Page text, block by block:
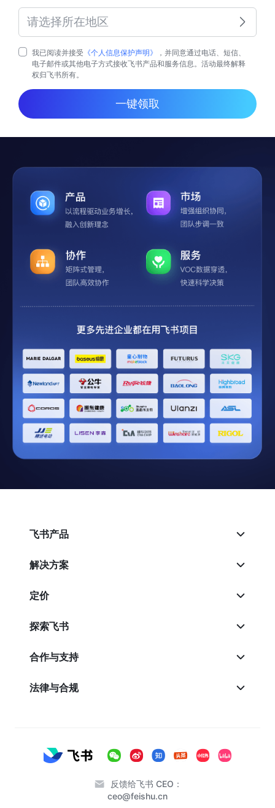
请选择所在地区
我已阅读并接受 《个人信息保护声明》
，并同意通过电话、短信、
电子邮件或其他电子方式接收飞书产品和服务信息。活动最终解释
权归飞书所有。
一键领取
飞书产品
解决方案
定价
探索飞书
合作与支持
法律与合规
反馈给飞书 CEO：
ceo@feishu.cn